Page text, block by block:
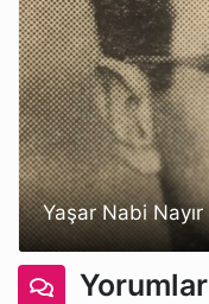
Yaşar Nabi Nayır
Yorumlar